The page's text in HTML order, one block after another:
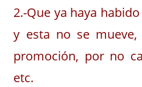
2.-Que ya haya
y esta no se
promoción, por no
etc.